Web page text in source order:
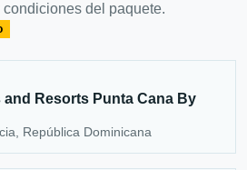
del paquete.
Resorts Punta Cana By
República Dominicana